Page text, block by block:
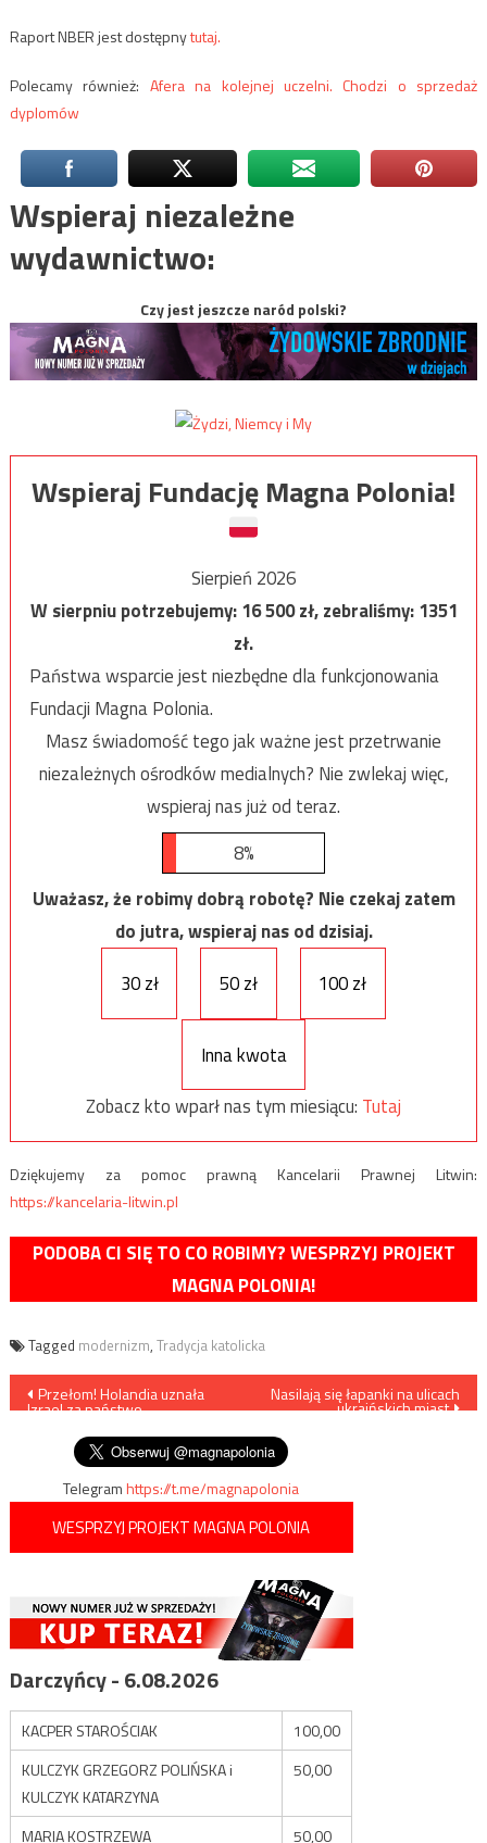
Raport NBER jest dostępnytutaj.
Polecamy również: Afera na kolejnej uczelni. Chodzi o sprzedaż
dyplomów
Wspieraj niezależne
wydawnictwo:
Czy jest jeszcze naród polski?
Wspieraj Fundację Magna Polonia!
Sierpień 2026
W sierpniu potrzebujemy:16 500zł, zebraliśmy:1351
zł.
Państwa wsparcie jest niezbędne dla funkcjonowania
Fundacji Magna Polonia.
Masz świadomość tego jak ważne jest przetrwanie
niezależnych ośrodków medialnych? Nie zwlekaj więc,
wspieraj nas już od teraz.
8%
Uważasz, że robimy dobrą robotę? Nie czekaj zatem
do jutra, wspieraj nas od dzisiaj.
30 zł
50 zł 100 zł
Inna kwota
Zobacz kto wparł nas tym miesiącu: Tutaj
Dziękujemy za pomoc prawną Kancelarii Prawnej Litwin:
https://kancelaria-litwin.pl
PODOBA CI SIĘ TO CO ROBIMY? WESPRZYJ PROJEKT
MAGNA POLONIA!
Tagged modernizm, Tradycja katolicka
Nawigacja
wpisu
Przełom! Holandia uznała
Izrael za państwo
Nasilają się łapanki na ulicach
ukraińskich miast
Telegramhttps://t.me/magnapolonia
WESPRZYJ PROJEKT MAGNA POLONIA
Darczyńcy - 6.08.2026
KACPER STAROŚCIAK
100,00
KULCZYK GRZEGORZ POLIŃSKA i
KULCZYK KATARZYNA
50,00
MARIA KOSTRZEWA 50,00